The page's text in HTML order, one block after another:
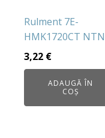
Rulment 7E-
HMK1720CT NTN
3,22 €
ADAUGĂ ÎN
COȘ